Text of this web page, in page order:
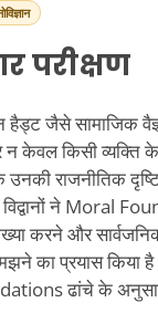
परीक्षण
हैड्ट जैसे सामाजिक
न केवल किसी व्यक्ति
राजनीतिक
ने Moral
करने और
का प्रयास किया
ढांचे के